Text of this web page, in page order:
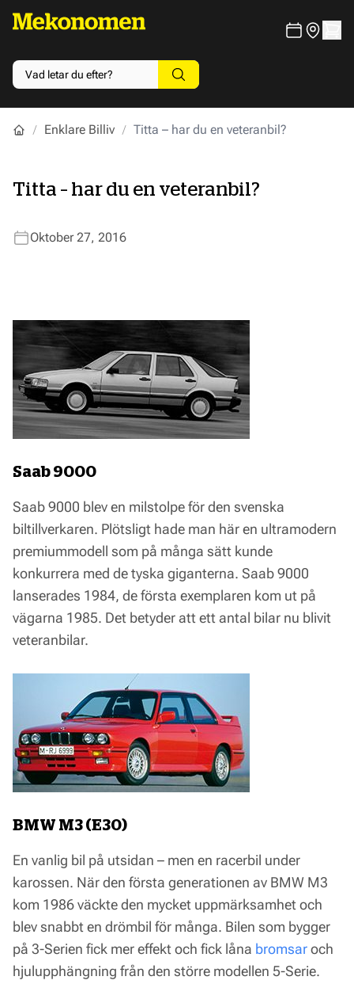
Enklare Billiv Titta – har du en veteranbil?
Titta – har du en veteranbil?
Oktober 27, 2016
Saab 9000
Saab 9000 blev en milstolpe för den svenska
biltillverkaren. Plötsligt hade man här en ultramodern
premiummodell som på många sätt kunde
konkurrera med de tyska giganterna. Saab 9000
lanserades 1984, de första exemplaren kom ut på
vägarna 1985. Det betyder att ett antal bilar nu blivit
veteranbilar.
BMW M3 (E30)
En vanlig bil på utsidan – men en racerbil under
karossen. När den första generationen av BMW M3
kom 1986 väckte den mycket uppmärksamhet och
blev snabbt en drömbil för många. Bilen som bygger
på 3-Serien fick mer effekt och fick låna bromsaroch
hjulupphängning från den större modellen 5-Serie.